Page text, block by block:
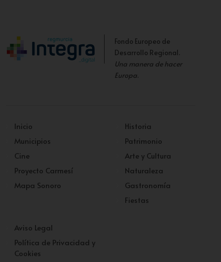
Fondo Europeo de
Desarrollo Regional.
Una manera de hacer
Europa.
Inicio
Municipios
Cine
Proyecto Carmesí
Mapa Sonoro
Historia
Patrimonio
Arte y Cultura
Naturaleza
Gastronomía
Fiestas
Aviso Legal
Política de Privacidad y
Cookies